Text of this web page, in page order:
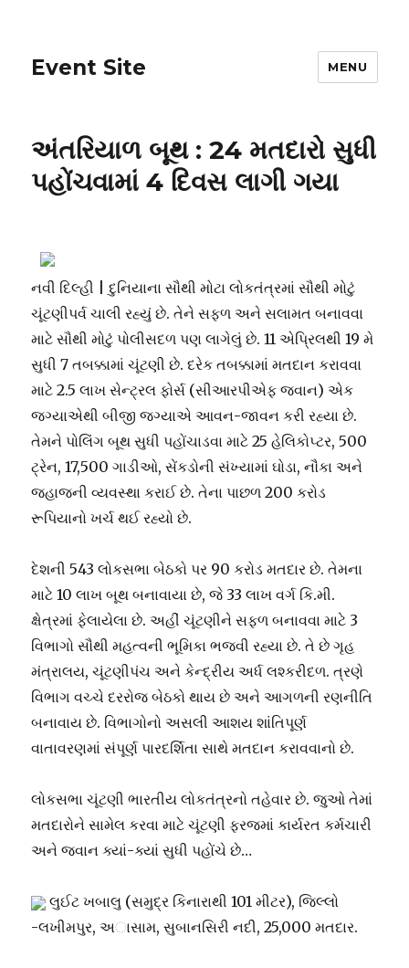
Event Site MENU
અંતરિયાળ બૂથ : 24 મતદારો સુધી
પહોંચવામાં 4 દિવસ લાગી ગયા
નવી દિલ્હી | દુનિયાના સૌથી મોટા લોકતંત્રમાં સૌથી મોટું
ચૂંટણીપર્વ ચાલી રહ્યું છે. તેને સફળ અને સલામત બનાવવા
માટે સૌથી મોટું પોલીસદળ પણ લાગેલું છે. 11 એપ્રિલથી 19 મે
સુધી 7 તબક્કામાં ચૂંટણી છે. દરેક તબક્કામાં મતદાન કરાવવા
માટે 2.5 લાખ સેન્ટ્રલ ફોર્સ (સીઆરપીએફ જવાન) એક
જગ્યાએથી બીજી જગ્યાએ આવન-જાવન કરી રહ્યા છે.
તેમને પોલિંગ બૂથ સુધી પહોંચાડવા માટે 25 હેલિકોપ્ટર, 500
ટ્રેન, 17,500 ગાડીઓ, સેંકડોની સંખ્યામાં ઘોડા, નૌકા અને
જહાજની વ્યવસ્થા કરાઈ છે. તેના પાછળ 200 કરોડ
રૂપિયાનો ખર્ચ થઈ રહ્યો છે.
દેશની 543 લોકસભા બેઠકો પર 90 કરોડ મતદાર છે. તેમના
માટે 10 લાખ બૂથ બનાવાયા છે, જે 33 લાખ વર્ગ કિ.મી.
ક્ષેત્રમાં ફેલાયેલા છે. અહીં ચૂંટણીને સફળ બનાવવા માટે 3
વિભાગો સૌથી મહત્વની ભૂમિકા ભજવી રહ્યા છે. તે છે ગૃહ
મંત્રાલય, ચૂંટણીપંચ અને કેન્દ્રીય અર્ધ લશ્કરીદળ. ત્રણે
વિભાગ વચ્ચે દરરોજ બેઠકો થાય છે અને આગળની રણનીતિ
બનાવાય છે. વિભાગોનો અસલી આશય શાંતિપૂર્ણ
વાતાવરણમાં સંપૂર્ણ પારદર્શિતા સાથે મતદાન કરાવવાનો છે.
લોકસભા ચૂંટણી ભારતીય લોકતંત્રનો તહેવાર છે. જુઓ તેમાં
મતદારોને સામેલ કરવા માટે ચૂંટણી ફરજમાં કાર્યરત કર્મચારી
અને જવાન ક્યાં-ક્યાં સુધી પહોંચે છે…
લુઈટ ખબાલુ (સમુદ્ર કિનારાથી 101 મીટર), જિલ્લો
-લખીમપુર, અાસામ, સુબાનસિરી નદી, 25,000 મતદાર.